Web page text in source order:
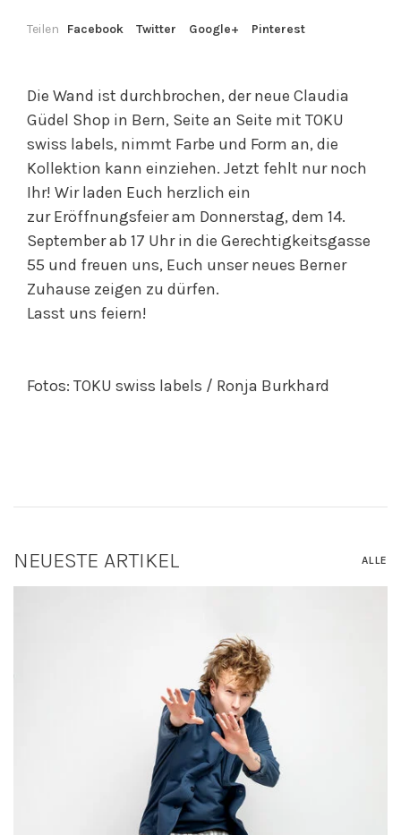
Teilen Facebook Twitter Google+ Pinterest
Die Wand ist durchbrochen, der neue Claudia
Güdel Shop in Bern, Seite an Seite mit TOKU
swiss labels, nimmt Farbe und Form an, die
Kollektion kann einziehen. Jetzt fehlt nur noch
Ihr! Wir laden Euch herzlich ein
zur Eröffnungsfeier am Donnerstag, dem 14.
September ab 17 Uhr in die Gerechtigkeitsgasse
55 und freuen uns, Euch unser neues Berner
Zuhause zeigen zu dürfen.
Lasst uns feiern!
Fotos: TOKU swiss labels / Ronja Burkhard
NEUESTE ARTIKEL ALLE